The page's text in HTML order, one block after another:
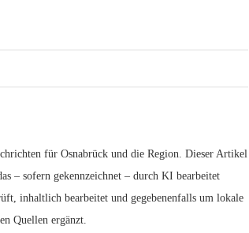
für Osnabrück und die Region. Dieser Artikel
– sofern gekennzeichnet – durch KI bearbeitet
inhaltlich bearbeitet und gegebenenfalls um lokale
Quellen ergänzt.